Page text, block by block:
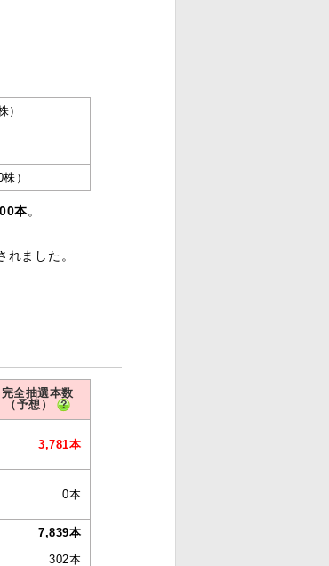
）
）
本。
ました。
完全抽選本数
（予想）
3,781本
0本
7,839本
302本